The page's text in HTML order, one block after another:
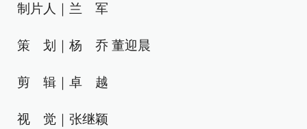
制片人｜兰 军
策 划｜杨 乔 董迎晨
剪 辑｜卓 越
视 觉｜张继颖